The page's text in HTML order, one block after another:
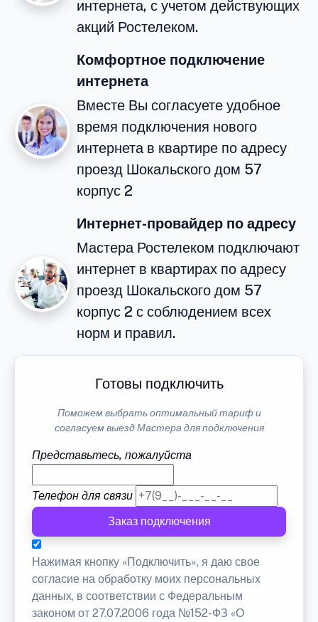
интернета, с учетом действующих
акций Ростелеком.
Комфортное подключение
интернета
Вместе Вы согласуете удобное
время подключения нового
интернета в квартире по адресу
проезд Шокальского дом 57
корпус 2
Интернет-провайдер по адресу
Мастера Ростелеком подключают
интернет в квартирах по адресу
проезд Шокальского дом 57
корпус 2 с соблюдением всех
норм и правил.
Готовы подключить
Поможем выбрать оптимальный тариф и
согласуем выезд Мастера для подключения
Представьтесь, пожалуйста
Телефон для связи
Заказ подключения
Нажимая кнопку «Подключить», я даю свое
согласие на обработку моих персональных
данных, в соответствии с Федеральным
законом от 27.07.2006 года №152-ФЗ «О